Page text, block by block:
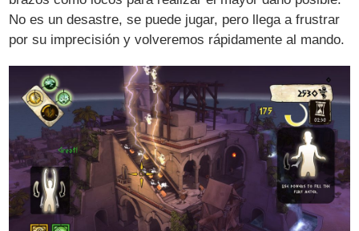
No es un desastre, se puede jugar, pero llega a frustrar
por su imprecisión y volveremos rápidamente al mando.